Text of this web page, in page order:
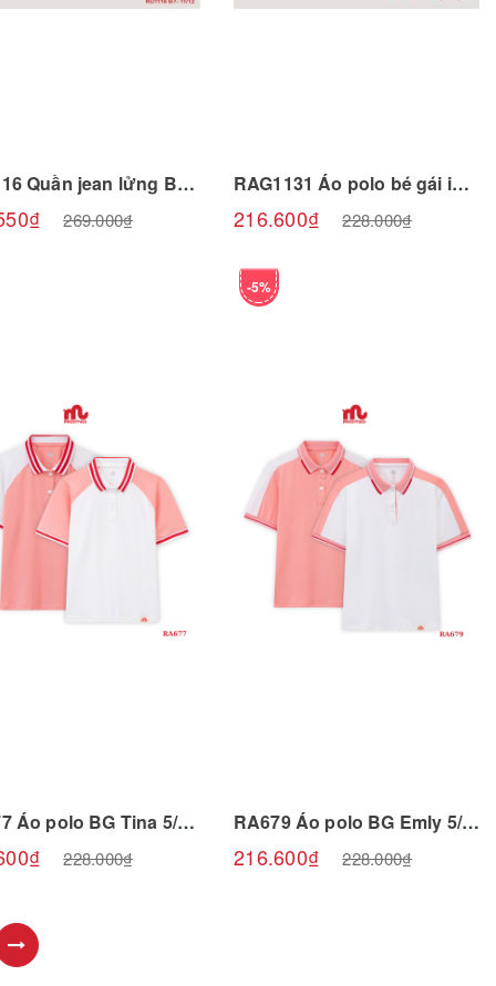
Chọn sản phẩm RO1116 Quần jean lửng BG cạp paper 6/7-11/12 R6 Riomio
269.000₫
Chọn sản phẩm RAG1131 Áo polo bé gái in hình 6/7-11/12 R6 Riomio
216.600₫ 228.000₫
Chọn sản phẩm RA677 Áo polo BG Tina 5/6-10/11 R6 Riomio
228.000₫
-5%
Chọn sản phẩm RA679 Áo polo BG Emly 5/6-10/11 R6 Riomio
216.600₫ 228.000₫